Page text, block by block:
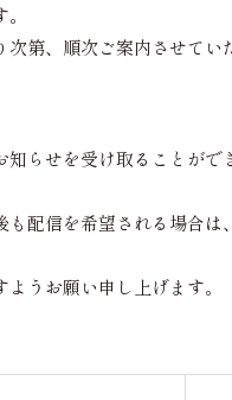
第、順次ご案内させてい
らせを受け取ることがで
配信を希望される場合は
うお願い申し上げます。